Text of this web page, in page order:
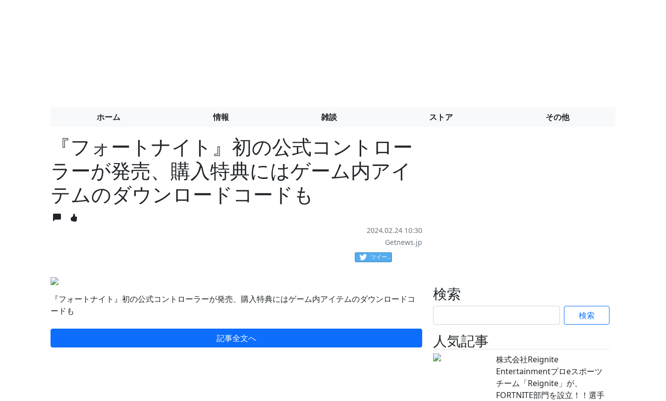
ホーム 情報 雑談 ストア その他
『フォートナイト』初の公式コントロー
ラーが発売、購入特典にはゲーム内アイ
テムのダウンロードコードも
2024.02.24 10:30
Getnews.jp
ツイート
『フォートナイト』初の公式コントローラーが発売、購入特典にはゲーム内アイテムのダウンロードコ
ードも
記事全文へ
検索
検索
人気記事
株式会社Reignite
Entertainmentプロeスポーツ
チーム「Reignite」が、
FORTNITE部門を設立！！選手